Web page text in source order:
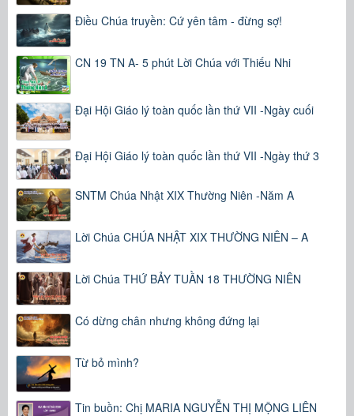
Điều Chúa truyền: Cứ yên tâm - đừng sợ!
CN 19 TN A- 5 phút Lời Chúa với Thiếu Nhi
Đại Hội Giáo lý toàn quốc lần thứ VII -Ngày cuối
Đại Hội Giáo lý toàn quốc lần thứ VII -Ngày thứ 3
SNTM Chúa Nhật XIX Thường Niên -Năm A
Lời Chúa CHÚA NHẬT XIX THƯỜNG NIÊN – A
Lời Chúa THỨ BẢY TUẦN 18 THƯỜNG NIÊN
Có dừng chân nhưng không đứng lại
Từ bỏ mình?
Tin buồn: Chị MARIA NGUYỄN THỊ MỘNG LIÊN